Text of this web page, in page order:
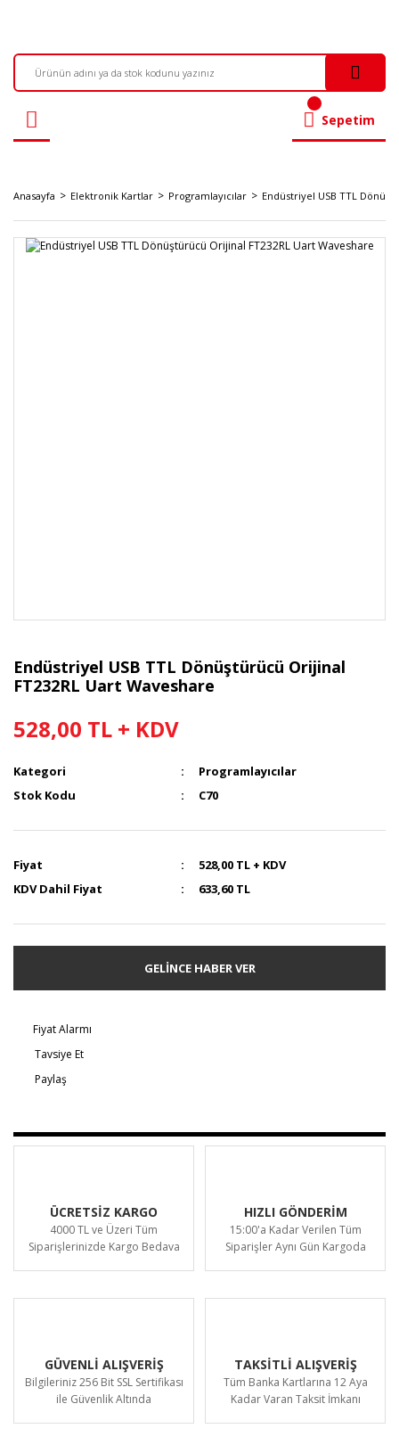
Sepetim
Anasayfa Elektronik Kartlar Programlayıcılar Endüstriyel USB TTL
Endüstriyel USB TTL Dönüştürücü Orijinal
FT232RL Uart Waveshare
528,00 TL + KDV
Kategori
Programlayıcılar
Stok Kodu
C70
Fiyat
528,00 TL + KDV
KDV Dahil Fiyat
633,60 TL
GELİNCE HABER VER
Fiyat Alarmı
Tavsiye Et
Paylaş
ÜCRETSİZ KARGO
4000 TL ve Üzeri Tüm
Siparişlerinizde Kargo Bedava
HIZLI GÖNDERİM
15:00'a Kadar Verilen Tüm
Siparişler Aynı Gün Kargoda
GÜVENLİ ALIŞVERİŞ
Bilgileriniz 256 Bit SSL Sertifikası
ile Güvenlik Altında
TAKSİTLİ ALIŞVERİŞ
Tüm Banka Kartlarına 12 Aya
Kadar Varan Taksit İmkanı